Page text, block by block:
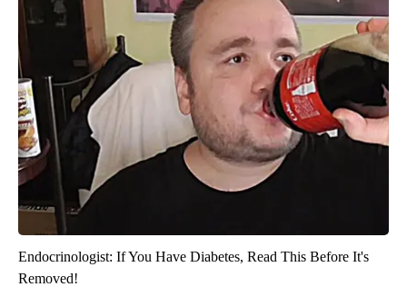
Endocrinologist: If You Have Diabetes, Read This Before It's
Removed!